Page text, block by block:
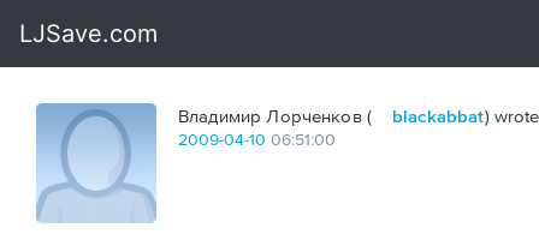
Владимир Лорченков ( blackabbat)
2009-04-10 06:51:00